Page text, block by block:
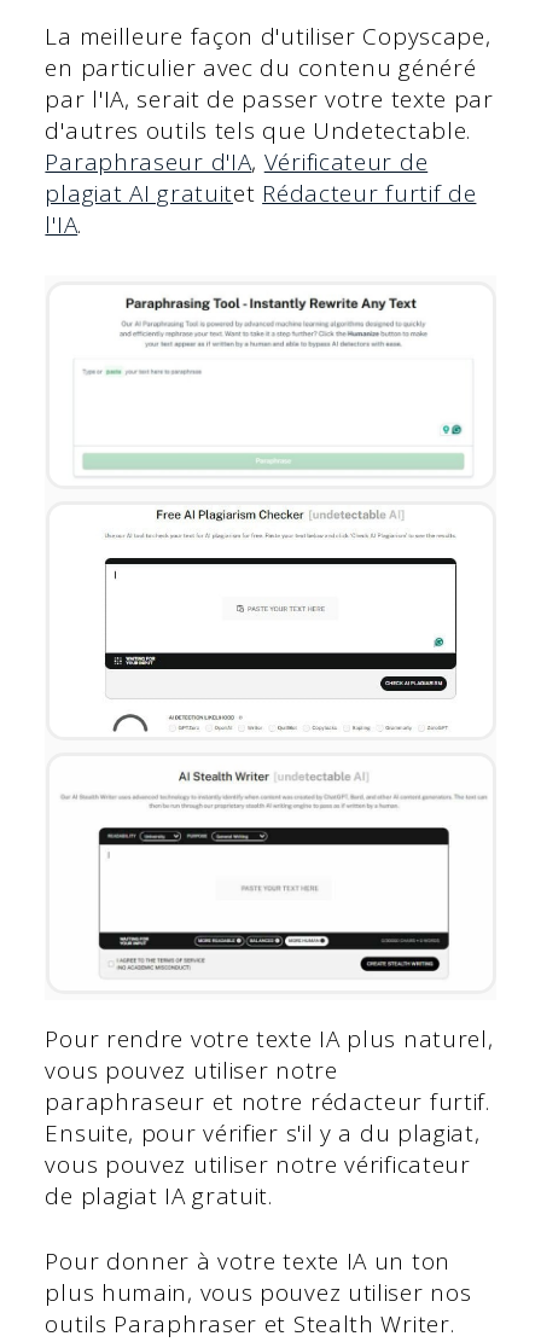
La meilleure façon d'utiliser Copyscape,
en particulier avec du contenu généré
par l'IA, serait de passer votre texte par
d'autres outils tels que Undetectable.
Paraphraseur d'IA, Vérificateur de
plagiat AI gratuitet Rédacteur furtif de
l'IA.
Pour rendre votre texte IA plus naturel,
vous pouvez utiliser notre
paraphraseur et notre rédacteur furtif.
Ensuite, pour vérifier s'il y a du plagiat,
vous pouvez utiliser notre vérificateur
de plagiat IA gratuit.
Pour donner à votre texte IA un ton
plus humain, vous pouvez utiliser nos
outils Paraphraser et Stealth Writer.